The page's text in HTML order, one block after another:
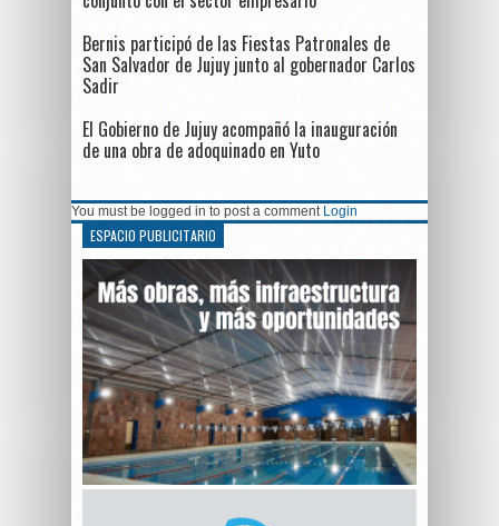
Bernis participó de las Fiestas Patronales de
San Salvador de Jujuy junto al gobernador Carlos
Sadir
El Gobierno de Jujuy acompañó la inauguración
de una obra de adoquinado en Yuto
You must be logged in to post a comment Login
ESPACIO PUBLICITARIO